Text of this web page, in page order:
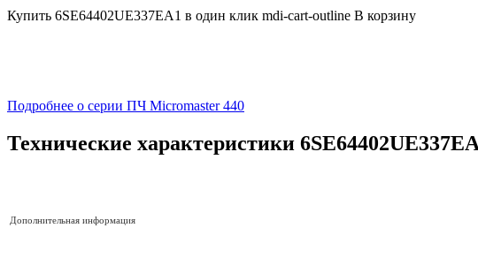
Купить 6SE64402UE337EA1 в один клик mdi-cart-outline В корзину
Подробнее о серии ПЧ Micromaster 440
Технические характеристики
Дополнительная информация